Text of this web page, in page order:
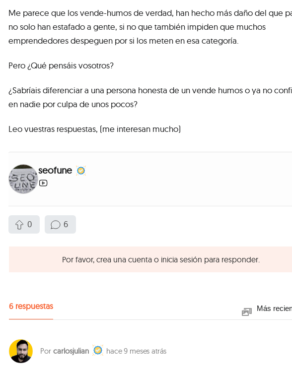
Me parece que los vende-humos de verdad, han hecho más daño del que
no solo han estafado a gente, si no que también impiden que muchos
emprendedores despeguen por si los meten en esa categoría.
Pero ¿Qué pensáis vosotros?
¿Sabríais diferenciar a una persona honesta de un vende humos o ya no
en nadie por culpa de unos pocos?
Leo vuestras respuestas, (me interesan mucho)
seofune
0 6
Por favor, crea una cuenta o inicia sesión para responder.
6 respuestas Más
carlosjulian 9 meses atrás